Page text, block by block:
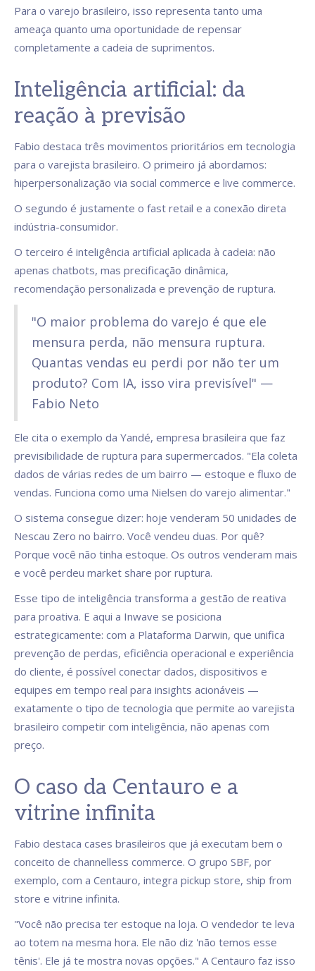
Para o varejo brasileiro, isso representa tanto uma
ameaça quanto uma oportunidade de repensar
completamente a cadeia de suprimentos.
Inteligência artificial: da
reação à previsão
Fabio destaca três movimentos prioritários em tecnologia
para o varejista brasileiro. O primeiro já abordamos:
hiperpersonalização via social commerce e live commerce.
O segundo é justamente o fast retail e a conexão direta
indústria-consumidor.
O terceiro é inteligência artificial aplicada à cadeia: não
apenas chatbots, mas precificação dinâmica,
recomendação personalizada e prevenção de ruptura.
"O maior problema do varejo é que ele
mensura perda, não mensura ruptura.
Quantas vendas eu perdi por não ter um
produto? Com IA, isso vira previsível" —
Fabio Neto
Ele cita o exemplo da Yandé, empresa brasileira que faz
previsibilidade de ruptura para supermercados. "Ela coleta
dados de várias redes de um bairro — estoque e fluxo de
vendas. Funciona como uma Nielsen do varejo alimentar."
O sistema consegue dizer: hoje venderam 50 unidades de
Nescau Zero no bairro. Você vendeu duas. Por quê?
Porque você não tinha estoque. Os outros venderam mais
e você perdeu market share por ruptura.
Esse tipo de inteligência transforma a gestão de reativa
para proativa. E aqui a Inwave se posiciona
estrategicamente: com a Plataforma Darwin, que unifica
prevenção de perdas, eficiência operacional e experiência
do cliente, é possível conectar dados, dispositivos e
equipes em tempo real para insights acionáveis —
exatamente o tipo de tecnologia que permite ao varejista
brasileiro competir com inteligência, não apenas com
preço.
O caso da Centauro e a
vitrine infinita
Fabio destaca cases brasileiros que já executam bem o
conceito de channelless commerce. O grupo SBF, por
exemplo, com a Centauro, integra pickup store, ship from
store e vitrine infinita.
"Você não precisa ter estoque na loja. O vendedor te leva
ao totem na mesma hora. Ele não diz 'não temos esse
tênis'. Ele já te mostra novas opções." A Centauro faz isso